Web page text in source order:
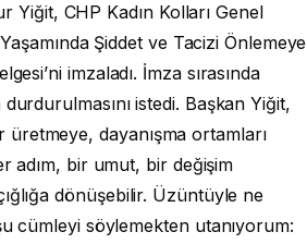
Yiğit, CHP Kadın Kolları Genel
Şiddet ve Tacizi Önlemeye
imzaladı. İmza sırasında
istedi. Başkan Yiğit,
dayanışma ortamları
adım, bir umut, bir değişim
dönüşebilir. Üzüntüyle ne
cümleyi söylemekten utanıyorum: